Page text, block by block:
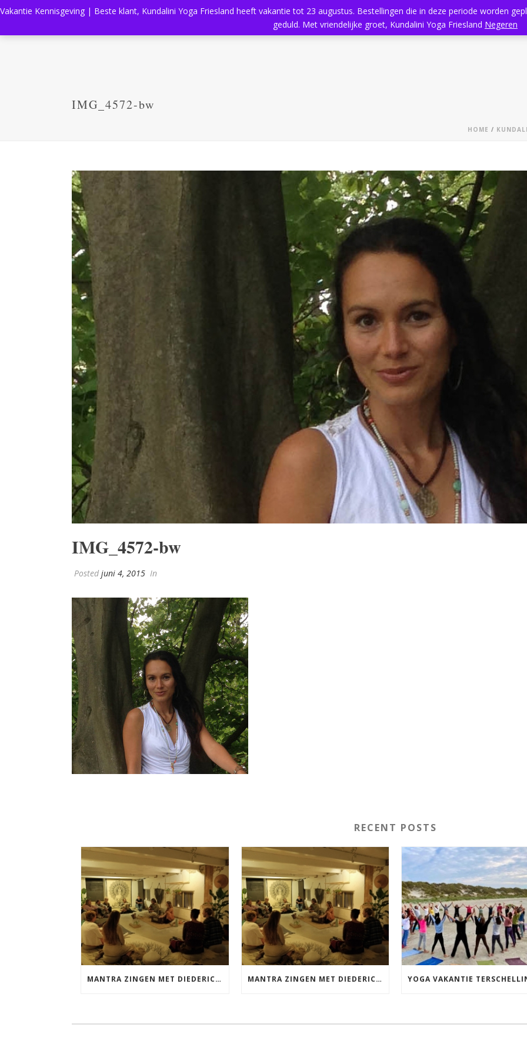
Aanbod Kundalini Yoga Massage Rooster
IMG_4572-bw
HOME /
IMG_4572-bw
Posted juni 4, 2015 In
RECENT POSTS
MANTRA ZINGEN MET DIEDERICK VRIJDAG 25 SEPTEMBER EN 20 NOVEMBER MANTRA ZINGEN MET DIEDERICK IN LEEUWARDEN VRIJDAG 12 JUNI KIRTAN
Vakantie Kennisgeving | Beste klant, Kundalini Yoga Friesland heeft vakantie tot 23 augustus. Bestellingen die in deze periode worden
geduld. Met vriendelijke groet, Kundalini Yoga Friesland Negeren